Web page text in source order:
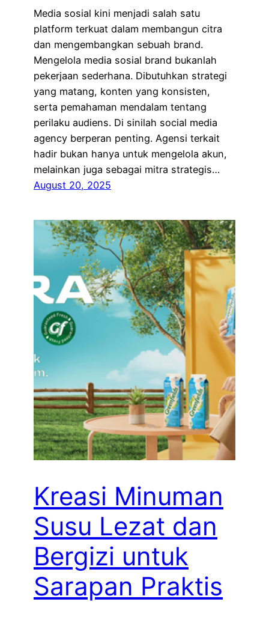
Media sosial kini menjadi salah satu
platform terkuat dalam membangun citra
dan mengembangkan sebuah brand.
Mengelola media sosial brand bukanlah
pekerjaan sederhana. Dibutuhkan strategi
yang matang, konten yang konsisten,
serta pemahaman mendalam tentang
perilaku audiens. Di sinilah social media
agency berperan penting. Agensi terkait
hadir bukan hanya untuk mengelola akun,
melainkan juga sebagai mitra strategis…
August 20, 2025
Kreasi Minuman
Susu Lezat dan
Bergizi untuk
Sarapan Praktis